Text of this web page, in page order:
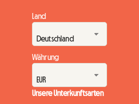
Land
Währung
Unsere Unterkunftsarten